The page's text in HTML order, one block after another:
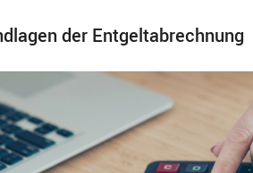
der Entgeltabrechnung